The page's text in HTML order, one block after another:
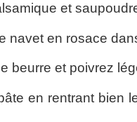
et
navet en rosace
beurre et poivrez
en rentrant bien